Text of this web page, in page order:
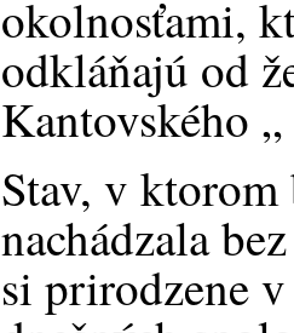
okolnosťami,
odkláňajú od
Kantovského
Stav, v ktorom
nachádzala
si prirodzene